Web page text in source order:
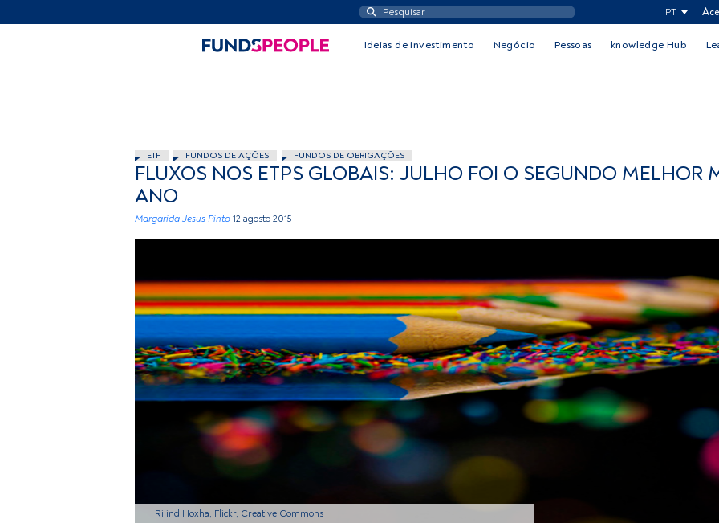
PT
Ideias de investimento Negócio Pessoas knowledge Hub
ETF FUNDOS DE AÇÕES FUNDOS DE OBRIGAÇÕES
FLUXOS NOS ETPS GLOBAIS: JULHO FOI O SEGUNDO MELHOR
ANO
Margarida Jesus Pinto 12 agosto 2015
Rilind Hoxha, Flickr, Creative Commons